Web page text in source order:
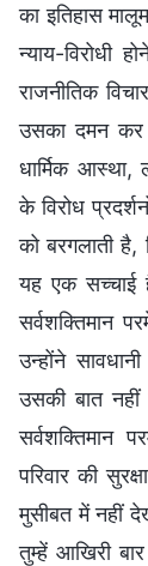
का इतिहास
न्याय-विरोधी
राजनीतिक
उसका दमन कर
धार्मिक आस्था,
के विरोध
को बरगलाती
यह एक सच्चाई
सर्वशक्तिमान
उन्होंने
उसकी बात
सर्वशक्तिमान
परिवार की
मुसीबत में नहीं
तुम्हें आखिरी